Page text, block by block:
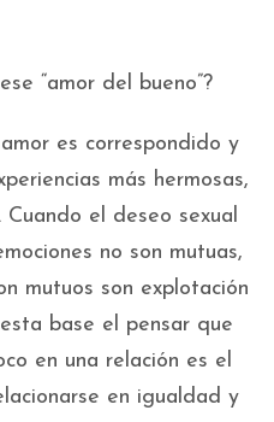
“amor del bueno”?
es correspondido y
más hermosas,
el deseo sexual
no son mutuas,
mutuos son explotación
base el pensar que
en una relación es el
en igualdad y